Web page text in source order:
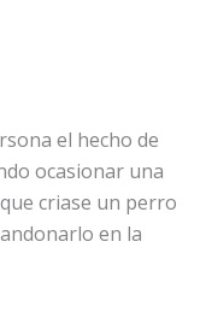
el hecho de
ocasionar una
criase un perro
en la